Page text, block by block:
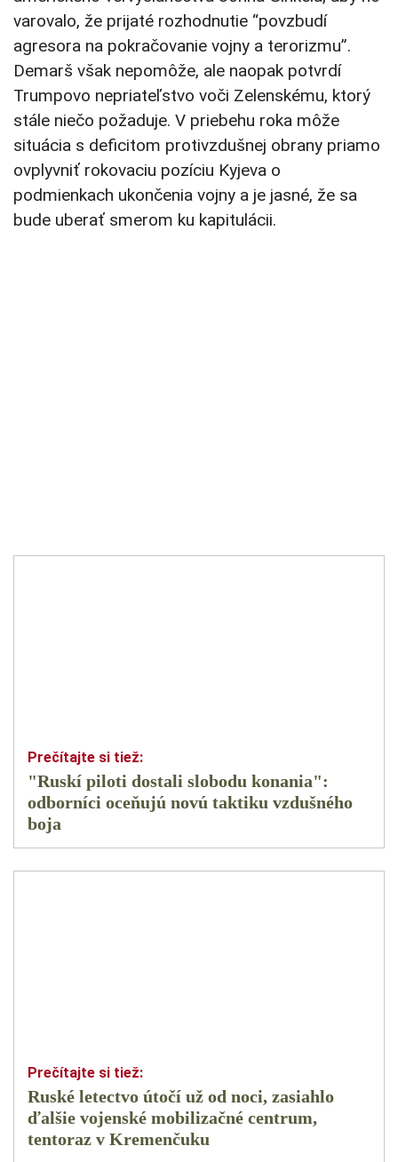
varovalo, že prijaté rozhodnutie “povzbudí
agresora na pokračovanie vojny a terorizmu”.
Demarš však nepomôže, ale naopak potvrdí
Trumpovo nepriateľstvo voči Zelenskému, ktorý
stále niečo požaduje. V priebehu roka môže
situácia s deficitom protivzdušnej obrany priamo
ovplyvniť rokovaciu pozíciu Kyjeva o
podmienkach ukončenia vojny a je jasné, že sa
bude uberať smerom ku kapitulácii.
"Ruskí piloti dostali slobodu konania":
odborníci oceňujú novú taktiku vzdušného
boja
Ruské letectvo útočí už od noci, zasiahlo
ďalšie vojenské mobilizačné centrum,
tentoraz v Kremenčuku